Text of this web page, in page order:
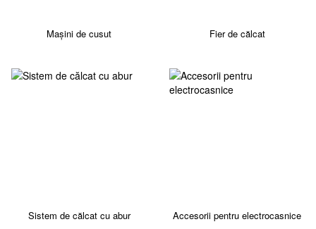
Mașini de cusut Fier de călcat
Sistem de călcat cu abur Accesorii pentru electrocasnice